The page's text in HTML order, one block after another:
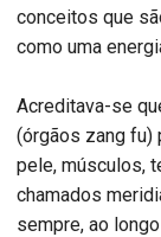
conceitos que
como uma
Acreditava-se
(órgãos zang fu)
pele, músculos,
chamados
sempre, ao